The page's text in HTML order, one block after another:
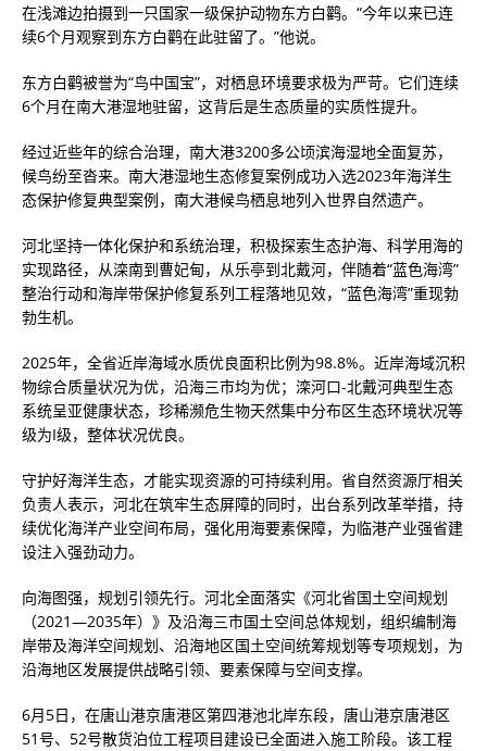
在浅滩边拍摄到一只国家一级保护动物东方白鹳。“今年以来已连
续6个月观察到东方白鹳在此驻留了。”他说。
东方白鹳被誉为“鸟中国宝”，对栖息环境要求极为严苛。它们连续
6个月在南大港湿地驻留，这背后是生态质量的实质性提升。
经过近些年的综合治理，南大港3200多公顷滨海湿地全面复苏，
候鸟纷至沓来。南大港湿地生态修复案例成功入选2023年海洋生
态保护修复典型案例，南大港候鸟栖息地列入世界自然遗产。
河北坚持一体化保护和系统治理，积极探索生态护海、科学用海的
实现路径，从滦南到曹妃甸，从乐亭到北戴河，伴随着“蓝色海湾”
整治行动和海岸带保护修复系列工程落地见效，“蓝色海湾”重现勃
勃生机。
2025年，全省近岸海域水质优良面积比例为98.8%。近岸海域沉积
物综合质量状况为优，沿海三市均为优；滦河口-北戴河典型生态
系统呈亚健康状态，珍稀濒危生物天然集中分布区生态环境状况等
级为I级，整体状况优良。
守护好海洋生态，才能实现资源的可持续利用。省自然资源厅相关
负责人表示，河北在筑牢生态屏障的同时，出台系列改革举措，持
续优化海洋产业空间布局，强化用海要素保障，为临港产业强省建
设注入强劲动力。
向海图强，规划引领先行。河北全面落实《河北省国土空间规划
（2021—2035年）》及沿海三市国土空间总体规划，组织编制海
岸带及海洋空间规划、沿海地区国土空间统筹规划等专项规划，为
沿海地区发展提供战略引领、要素保障与空间支撑。
6月5日，在唐山港京唐港区第四港池北岸东段，唐山港京唐港区
51号、52号散货泊位工程项目建设已全面进入施工阶段。该工程